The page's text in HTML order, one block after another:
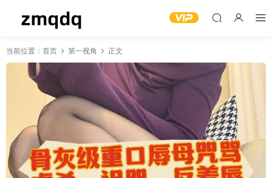
当前位置： 首页 第一视角 正文